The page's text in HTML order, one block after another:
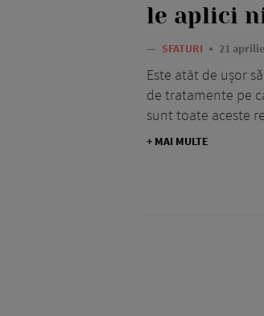
le aplici
— SFATURI 21
Este atât de ușor
de tratamente pe
sunt toate aceste
+ MAI MULTE